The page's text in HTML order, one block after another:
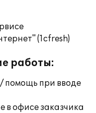
(1cfresh)
работы:
помощь при вводе
в офисе заказчика